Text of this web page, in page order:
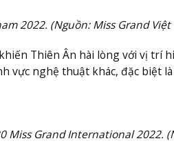
2022. (Nguồn: Miss Grand Việt
Thiên Ân hài lòng với vị trí
vực nghệ thuật khác, đặc biệt
Miss Grand International 2022.